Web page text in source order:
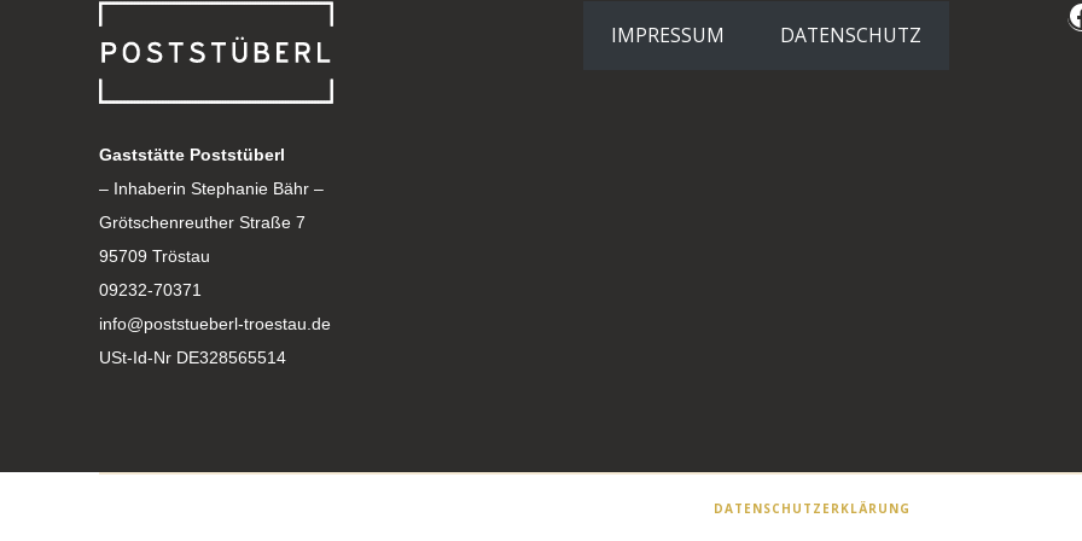
Gaststätte Poststüberl
– Inhaberin Stephanie Bähr –
Grötschenreuther Straße 7
95709 Tröstau
09232-70371
info@poststueberl-troestau.de
USt-Id-Nr DE328565514
IMPRESSUM DATENSCHUTZ
Facebook
DATEN­SCHUTZ­ER­KLÄ­RUNG